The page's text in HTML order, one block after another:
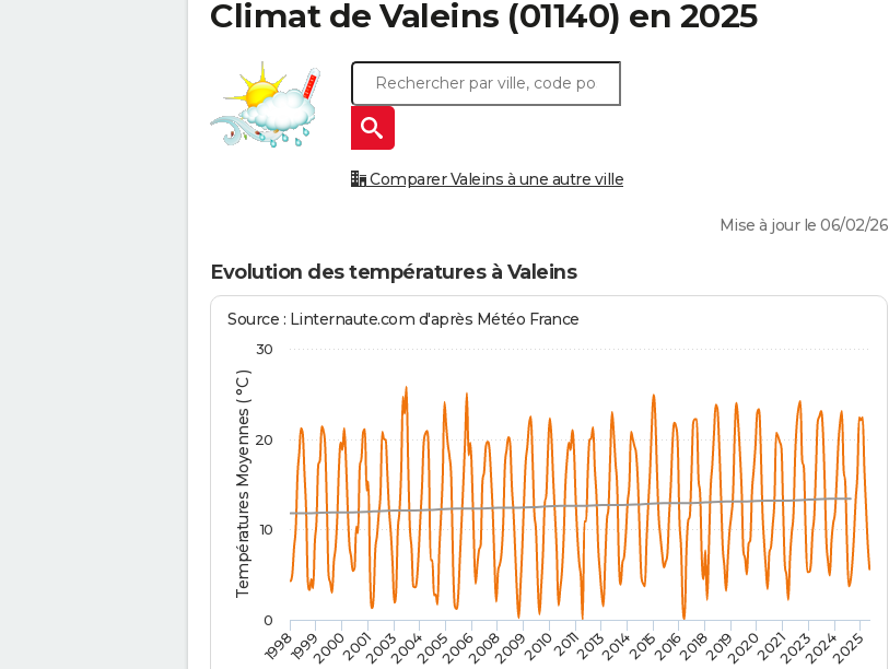
Climat de Valeins (01140) en 2025
Comparer Valeins à une autre ville
Mise à jour le 06/02/26
Evolution des températures à Valeins
Températures Moyennes ( °C )
Source : Linternaute.com d'après Météo France
1998 2014
199920002001200320042005200620082009201020112013 201520162018201920202021202320242025
0
10
20
30